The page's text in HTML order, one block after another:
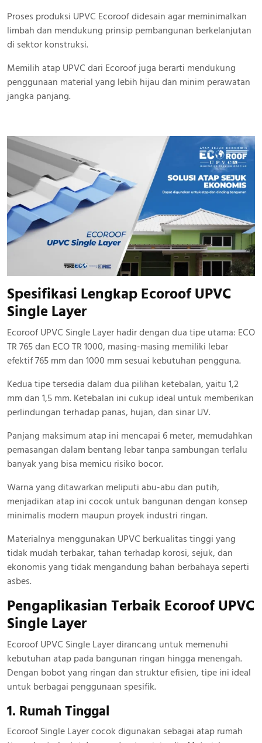
Proses produksi UPVC Ecoroof didesain agar meminimalkan
limbah dan mendukung prinsip pembangunan berkelanjutan
di sektor konstruksi.
Memilih atap UPVC dari Ecoroof juga berarti mendukung
penggunaan material yang lebih hijau dan minim perawatan
jangka panjang.
Spesifikasi Lengkap Ecoroof UPVC
Single Layer
Ecoroof UPVC Single Layer hadir dengan dua tipe utama: ECO
TR 765 dan ECO TR 1000, masing-masing memiliki lebar
efektif 765 mm dan 1000 mm sesuai kebutuhan pengguna.
Kedua tipe tersedia dalam dua pilihan ketebalan, yaitu 1,2
mm dan 1,5 mm. Ketebalan ini cukup ideal untuk memberikan
perlindungan terhadap panas, hujan, dan sinar UV.
Panjang maksimum atap ini mencapai 6 meter, memudahkan
pemasangan dalam bentang lebar tanpa sambungan terlalu
banyak yang bisa memicu risiko bocor.
Warna yang ditawarkan meliputi abu-abu dan putih,
menjadikan atap ini cocok untuk bangunan dengan konsep
minimalis modern maupun proyek industri ringan.
Materialnya menggunakan UPVC berkualitas tinggi yang
tidak mudah terbakar, tahan terhadap korosi, sejuk, dan
ekonomis yang tidak mengandung bahan berbahaya seperti
asbes.
Pengaplikasian Terbaik Ecoroof UPVC
Single Layer
Ecoroof UPVC Single Layer dirancang untuk memenuhi
kebutuhan atap pada bangunan ringan hingga menengah.
Dengan bobot yang ringan dan struktur efisien, tipe ini ideal
untuk berbagai penggunaan spesifik.
1. Rumah Tinggal
Ecoroof Single Layer cocok digunakan sebagai atap rumah